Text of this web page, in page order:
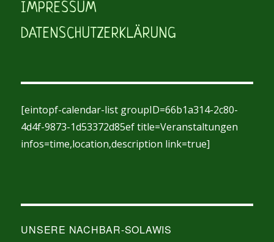
IMPRESSUM
DATENSCHUTZERKLÄRUNG
[eintopf-calendar-list groupID=66b1a314-2c80-
4d4f-9873-1d53372d85ef title=Veranstaltungen
infos=time,location,description link=true]
UNSERE NACHBAR-SOLAWIS